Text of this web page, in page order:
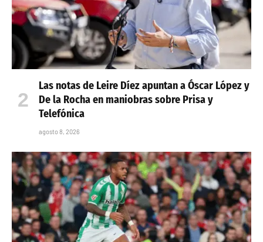
Las notas de Leire Díez apuntan a Óscar López y
De la Rocha en maniobras sobre Prisa y
Telefónica
agosto 8, 2026